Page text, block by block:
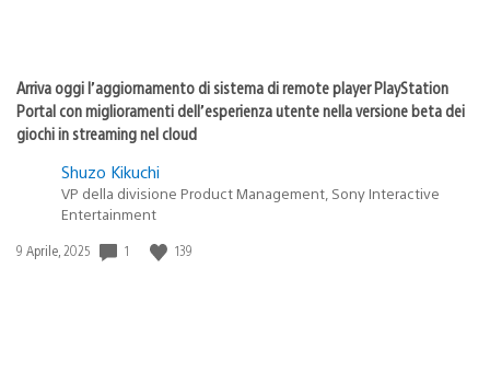
Arriva oggi l’aggiornamento di sistema di remote player PlayStation
Portal con miglioramenti dell’esperienza utente nella versione beta dei
giochi in streaming nel cloud
Shuzo Kikuchi
VP della divisione Product Management, Sony Interactive
Entertainment
Data
9 Aprile, 2025 1 139